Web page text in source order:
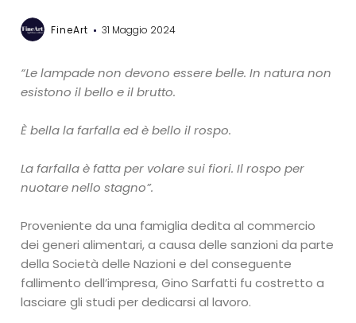
FineArt 31 Maggio 2024
“Le lampade non devono essere belle. In natura non
esistono il bello e il brutto.
È bella la farfalla ed è bello il rospo.
La farfalla è fatta per volare sui fiori. Il rospo per
nuotare nello stagno”.
Proveniente da una famiglia dedita al commercio
dei generi alimentari, a causa delle sanzioni da parte
della Società delle Nazioni e del conseguente
fallimento dell’impresa, Gino Sarfatti fu costretto a
lasciare gli studi per dedicarsi al lavoro.